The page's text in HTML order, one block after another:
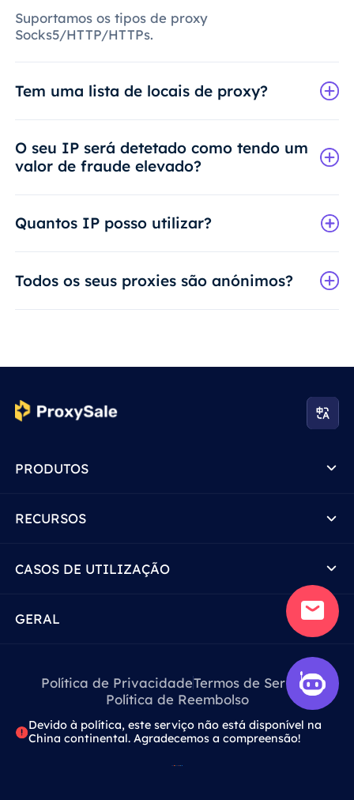
Suportamos os tipos de proxy
Socks5/HTTP/HTTPs.
Tem uma lista de locais de proxy?
O seu IP será detetado como tendo um
valor de fraude elevado?
Quantos IP posso utilizar?
Todos os seus proxies são anónimos?
PRODUTOS
RECURSOS
CASOS DE UTILIZAÇÃO
GERAL
Política de PrivacidadeTermos de Serviço
Política de Reembolso
Devido à política, este serviço não está disponível na
China continental. Agradecemos a compreensão!